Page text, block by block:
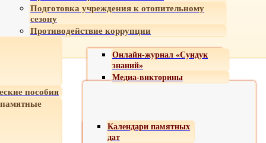
Подготовка учреждения к отопительному
сезону
Противодействие коррупции
Онлайн-журнал «Сундук
знаний»
Медиа-викторины
пособия
Календари памятных
дат